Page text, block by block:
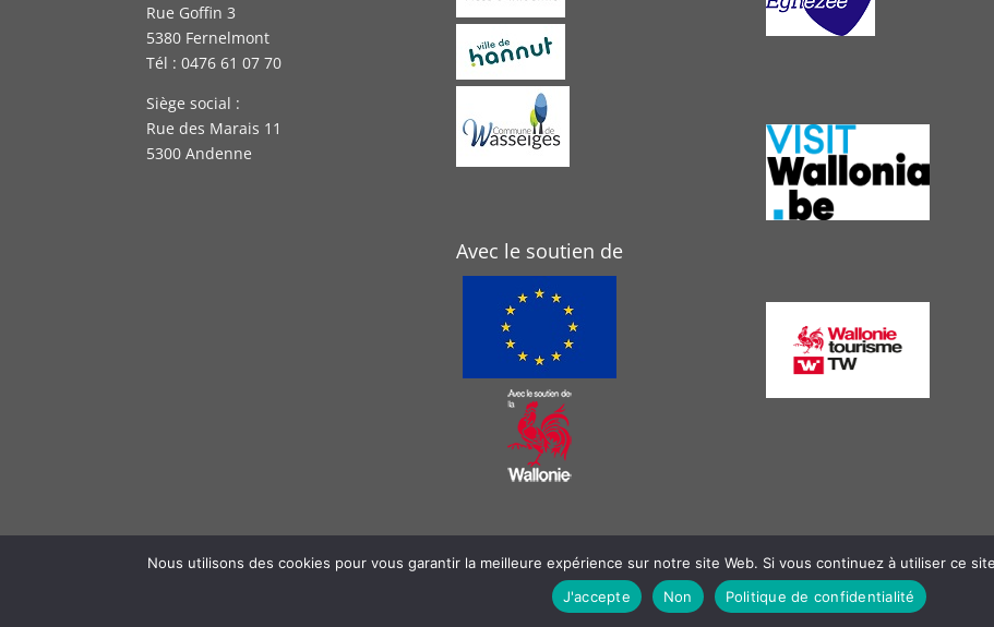
Rue Goffin 3
5380 Fernelmont
Tél : 0476 61 07 70
Siège social :
Rue des Marais 11
5300 Andenne
Avec le soutien de
Nous utilisons des cookies pour vous garantir la meilleure expérience sur notre site Web. Si vous continuez à utiliser ce
J'accepte
Non Politique de confidentialité